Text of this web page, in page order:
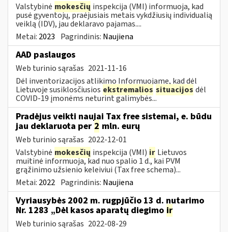
Valstybinė mokesčių inspekcija (VMI) informuoja, kad
pusė gyventojų, praėjusiais metais vykdžiusių individualią
veiklą (IDV), jau deklaravo pajamas....
Metai: 2023 Pagrindinis: Naujiena
AAD paslaugos
Web turinio sąrašas 2021-11-16
Dėl inventorizacijos atlikimo Informuojame, kad dėl
Lietuvoje susiklosčiusios ekstremalios situacijos dėl
COVID-19 įmonėms neturint galimybės...
Pradėjus veikti naujai Tax free sistemai, e. būdu
jau deklaruota per 2 mln. eurų
Web turinio sąrašas 2022-12-01
Valstybinė mokesčių inspekcija (VMI) ir Lietuvos
muitinė informuoja, kad nuo spalio 1 d., kai PVM
grąžinimo užsienio keleiviui (Tax free schema)...
Metai: 2022 Pagrindinis: Naujiena
Vyriausybės 2002 m. rugpjūčio 13 d. nutarimo
Nr. 1283 „Dėl kasos aparatų diegimo ir
Web turinio sąrašas 2022-08-29